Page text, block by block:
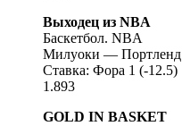
Выходец из NBA
Баскетбол. NBA
Милуоки — Портленд
Ставка: Фора 1 (-12.5)
1.893
GOLD IN BASKET